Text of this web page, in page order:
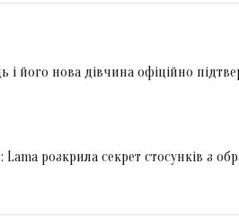
його нова дівчина офіційно
розкрила секрет стосунків з